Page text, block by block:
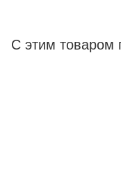
С этим товаром